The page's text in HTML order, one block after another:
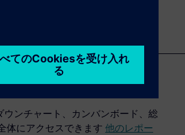
ンチャート、カンバンボード、総
体にアクセスできます 他のレポー